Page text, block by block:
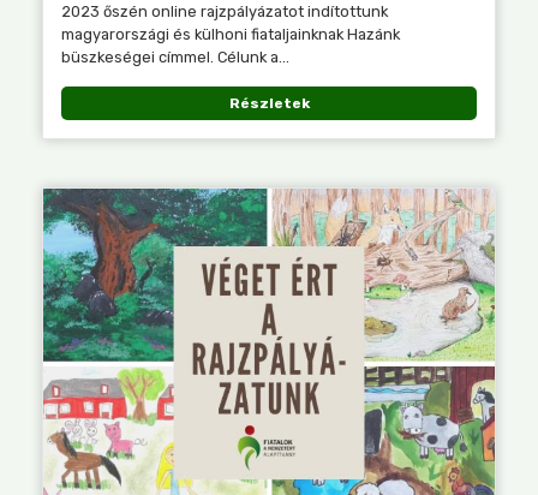
2023 őszén online rajzpályázatot indítottunk
magyarországi és külhoni fiataljainknak Hazánk
büszkeségei címmel. Célunk a...
Részletek